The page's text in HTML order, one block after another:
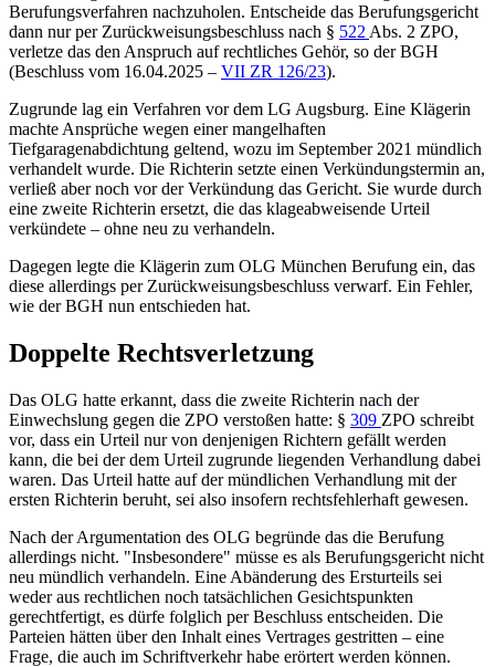
Berufungsverfahren nachzuholen. Entscheide das Berufungsgericht
dann nur per Zurückweisungsbeschluss nach § 522 Abs. 2 ZPO,
verletze das den Anspruch auf rechtliches Gehör, so der BGH
(Beschluss vom 16.04.2025 – VII ZR 126/23).
Zugrunde lag ein Verfahren vor dem LG Augsburg. Eine Klägerin
machte Ansprüche wegen einer mangelhaften
Tiefgaragenabdichtung geltend, wozu im September 2021 mündlich
verhandelt wurde. Die Richterin setzte einen Verkündungstermin an,
verließ aber noch vor der Verkündung das Gericht. Sie wurde durch
eine zweite Richterin ersetzt, die das klageabweisende Urteil
verkündete – ohne neu zu verhandeln.
Dagegen legte die Klägerin zum OLG München Berufung ein, das
diese allerdings per Zurückweisungsbeschluss verwarf. Ein Fehler,
wie der BGH nun entschieden hat.
Doppelte Rechtsverletzung
Das OLG hatte erkannt, dass die zweite Richterin nach der
Einwechslung gegen die ZPO verstoßen hatte: § 309 ZPO schreibt
vor, dass ein Urteil nur von denjenigen Richtern gefällt werden
kann, die bei der dem Urteil zugrunde liegenden Verhandlung dabei
waren. Das Urteil hatte auf der mündlichen Verhandlung mit der
ersten Richterin beruht, sei also insofern rechtsfehlerhaft gewesen.
Nach der Argumentation des OLG begründe das die Berufung
allerdings nicht. "Insbesondere" müsse es als Berufungsgericht nicht
neu mündlich verhandeln. Eine Abänderung des Ersturteils sei
weder aus rechtlichen noch tatsächlichen Gesichtspunkten
gerechtfertigt, es dürfe folglich per Beschluss entscheiden. Die
Parteien hätten über den Inhalt eines Vertrages gestritten – eine
Frage, die auch im Schriftverkehr habe erörtert werden können.